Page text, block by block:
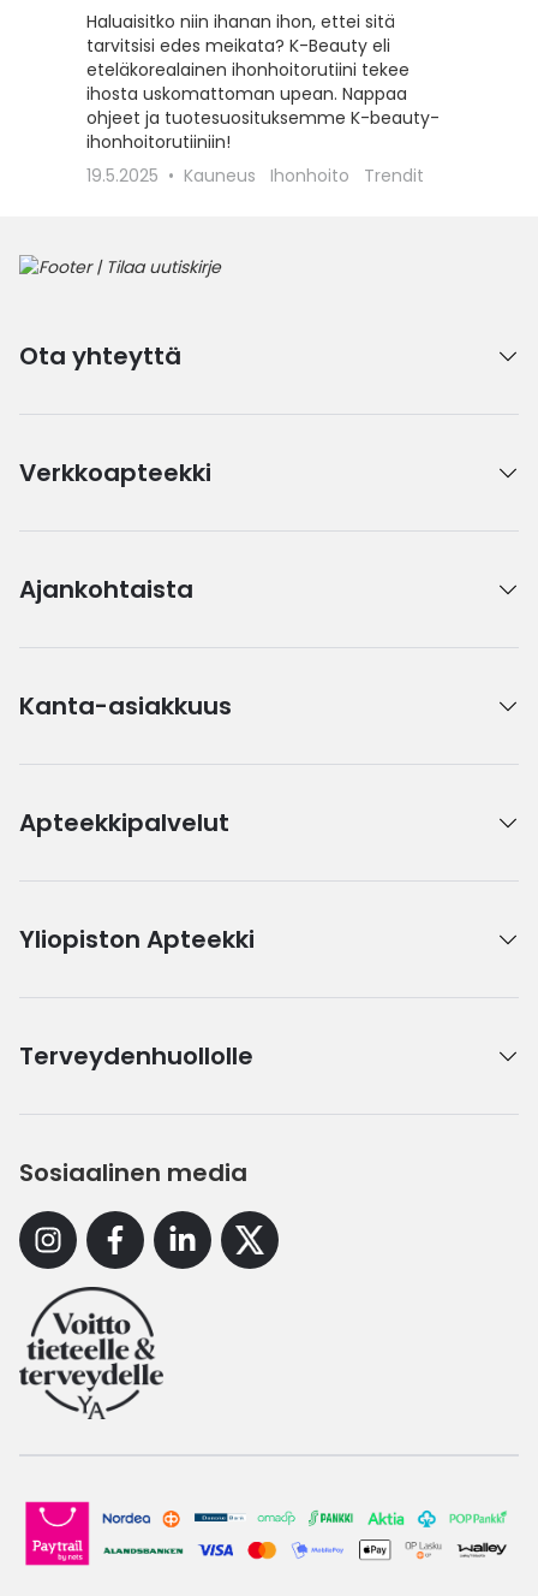
Haluaisitko niin ihanan ihon, ettei sitä
tarvitsisi edes meikata? K-Beauty eli
eteläkorealainen ihonhoitorutiini tekee
ihosta uskomattoman upean. Nappaa
ohjeet ja tuotesuosituksemme K-beauty-
ihonhoitorutiiniin!
19.5.2025
Kauneus Ihonhoito Trendit
Ota yhteyttä
Verkkoapteekki
Ajankohtaista
Kanta-asiakkuus
Apteekkipalvelut
Yliopiston Apteekki
Terveydenhuollolle
Sosiaalinen media
InstagramFacebookLinkedinX